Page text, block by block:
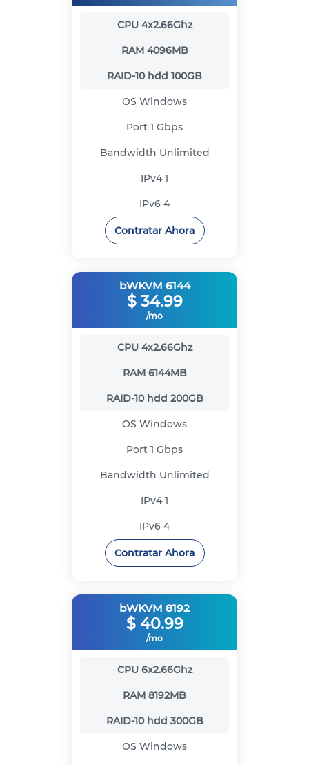
CPU 4x2.66Ghz
RAM 4096MB
RAID-10 hdd 100GB
OS Windows
Port 1 Gbps
Bandwidth Unlimited
IPv41
IPv6 4
Contratar Ahora
bWKVM 6144
$ 34.99
/mo
CPU 4x2.66Ghz
RAM 6144MB
RAID-10 hdd 200GB
OS Windows
Port 1 Gbps
Bandwidth Unlimited
IPv41
IPv6 4
Contratar Ahora
bWKVM 8192
$ 40.99
/mo
CPU 6x2.66Ghz
RAM 8192MB
RAID-10 hdd 300GB
OS Windows